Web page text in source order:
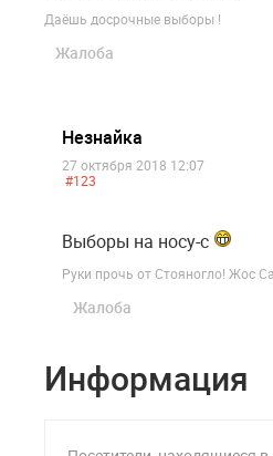
Даёшь досрочные выборы !
Жалоба
Незнайка
27 октября 2018 12:07
#123
Выборы на носу-с
Руки прочь от Стояногло! Жос
Жалоба
Информация